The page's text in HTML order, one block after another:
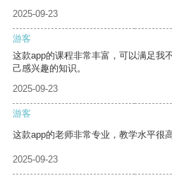
2025-09-23
游客
这款app的课程非常丰富，可以满足我
己感兴趣的知识。
2025-09-23
游客
这款app的老师非常专业，教学水平很
2025-09-23